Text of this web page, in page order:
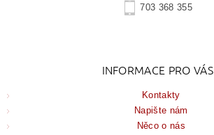
703 368 355
INFORMACE PRO VÁS
Kontakty
Napište nám
Něco o nás